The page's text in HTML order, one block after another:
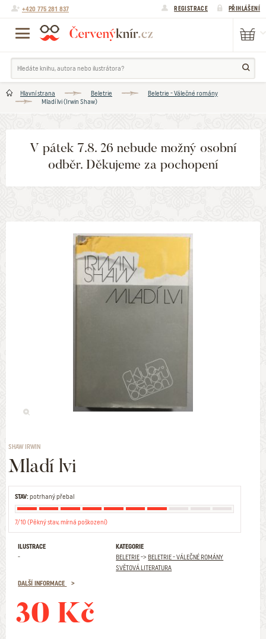
+420 775 281 837 REGISTRACE PŘIHLÁŠENÍ
Hlavní strana Beletrie
Beletrie - Válečné romány
Mladí lvi (Irwin Shaw)
V pátek 7.8. 26 nebude možný osobní
odběr. Děkujeme za pochopení
SHAW IRWIN
Mladí lvi
STAV:potrhaný přebal
7/10 (Pěkný stav, mírná poškození)
ILUSTRACE
-
KATEGORIE
BELETRIE->BELETRIE - VÁLEČNÉ ROMÁNY
SVĚTOVÁ LITERATURA
DALŠÍ INFORMACE
30 Kč